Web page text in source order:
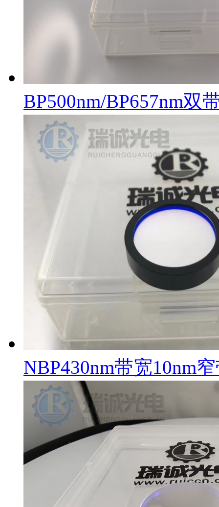
BP500nm/BP657nm双
NBP430nm带宽10nm